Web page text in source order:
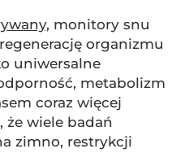
monitory snu
organizmu
uniwersalne
metabolizm
coraz więcej
że wiele badań
zimno, restrykcji